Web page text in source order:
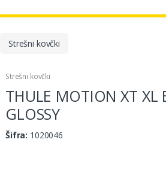
Strešni kovčki
Strešni kovčki
THULE MOTION XT XL
GLOSSY
Šifra: 1020046